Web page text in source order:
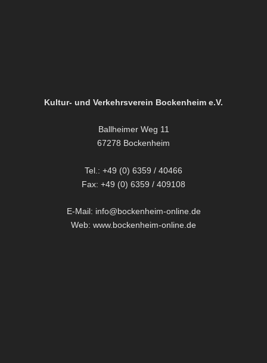
Kultur- und Verkehrsverein Bockenheim e.V.
Ballheimer Weg 11
67278 Bockenheim
Tel.: +49 (0) 6359 / 40466
Fax: +49 (0) 6359 / 409108
E-Mail: info@bockenheim-online.de
Web: www.bockenheim-online.de